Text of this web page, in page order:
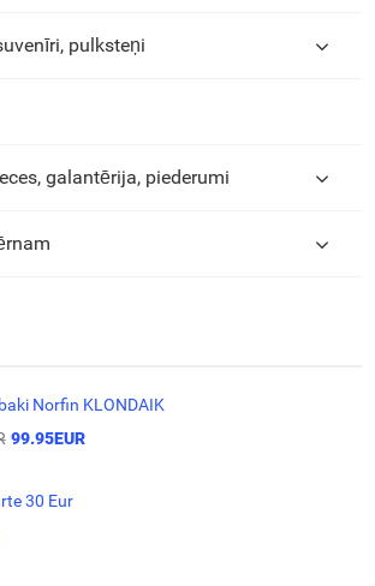
pulksteņi
galantērija, piederumi
Norfin KLONDAIK
99.95EUR
30 Eur